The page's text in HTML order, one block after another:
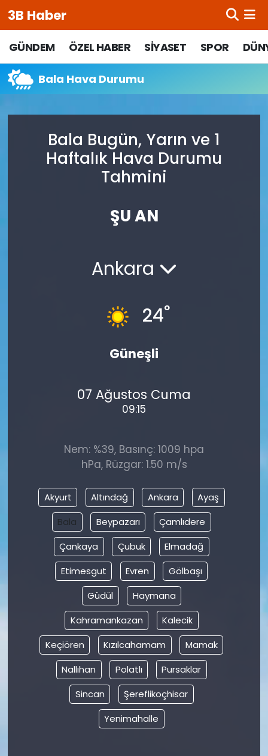
3B Haber
GÜNDEM ÖZEL HABER SİYASET SPOR
Bala Hava Durumu
Bala Bugün, Yarın ve 1
Haftalık Hava Durumu
Tahmini
ŞU AN
Ankara
24°
Güneşli
07 Ağustos Cuma
09:15
Nem: %39, Basınç: 1009 hpa
hPa, Rüzgar: 1.50 m/s
Akyurt Altındağ Ankara
Ayaş
Bala
Beypazarı
Çamlıdere
Çankaya
Çubuk
Elmadağ
Etimesgut
Evren
Gölbaşı
Güdül
Haymana
Kahramankazan
Kalecik
Keçiören
Kızılcahamam
Mamak
Nallıhan
Polatlı
Pursaklar
Sincan
Şereflikoçhisar
Yenimahalle
Beypazarı Hava Durumu
Beypazarı Trafik Yoğunluk Haritası
Tüm Manşetler
Son Dakika Haberleri